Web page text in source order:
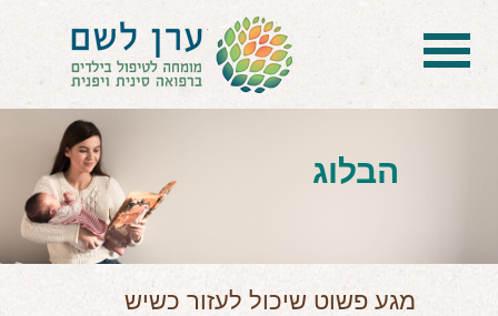
בית
הטיפול
הכל על דיקור סיני ודיקור יפני לילדים
הילד לא מפסיק להיות חולה
בעיות נשימה: קוצר, סטרידור ועוד
הבלוג
מגע פשוט שיכול לעזור כשיש